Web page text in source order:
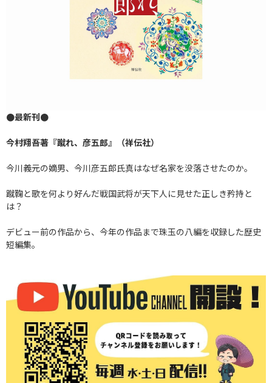
●最新刊●
今村翔吾著『蹴れ、彦五郎』（祥伝社）
今川義元の嫡男、今川彦五郎氏真はなぜ名家を没落させたのか。
蹴鞠と歌を何より好んだ戦国武将が天下人に見せた正しき矜持と
は？
デビュー前の作品から、今年の作品まで珠玉の八編を収録した歴史
短編集。